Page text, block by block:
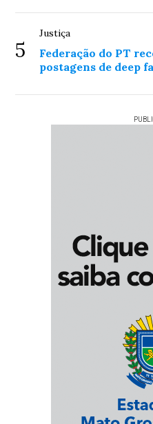
5
Justiça
Federação do PT
postagens de deep